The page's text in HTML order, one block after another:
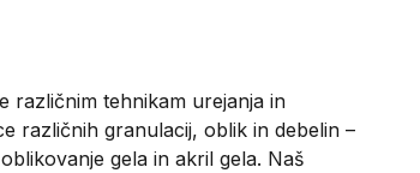
različnim tehnikam urejanja in
različnih granulacij, oblik in debelin –
gela in akril gela. Naš